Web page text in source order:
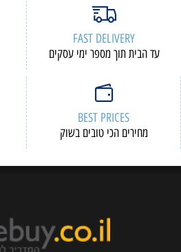
FAST DELIVERY
עד הבית תוך מספר ימי עסקים
BEST PRICES
מחירים הכי טובים בשוק